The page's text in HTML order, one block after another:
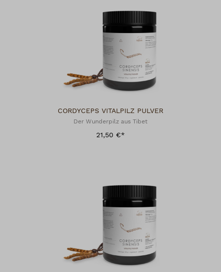
CORDYCEPS VITALPILZ PULVER
Der Wunderpilz aus Tibet
21,50 €*